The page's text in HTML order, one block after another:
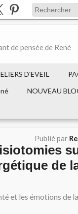
de pensée de René
D'EVEIL
NOUVEAU
Publié par
de